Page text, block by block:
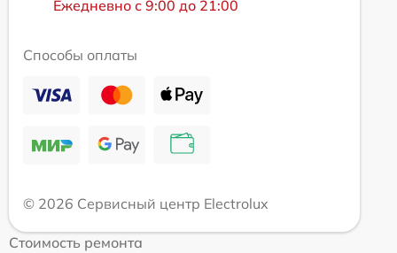
Ежедневно с 9:00 до 21:00
Способы оплаты
© 2026 Сервисный центр Electrolux
Стоимость ремонта